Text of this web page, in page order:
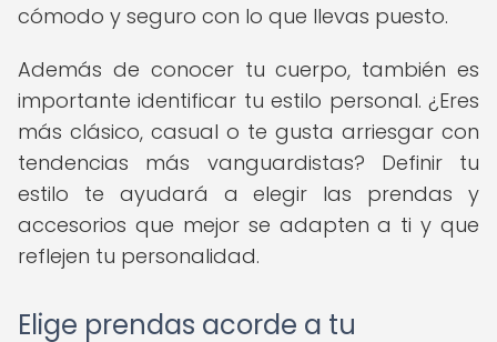
cómodo y seguro con lo que llevas puesto.
Además de conocer tu cuerpo, también es
importante identificar tu estilo personal. ¿Eres
más clásico, casual o te gusta arriesgar con
tendencias más vanguardistas? Definir tu
estilo te ayudará a elegir las prendas y
accesorios que mejor se adapten a ti y que
reflejen tu personalidad.
Elige prendas acorde a tu